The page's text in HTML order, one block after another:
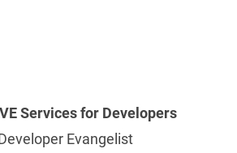
Services for Developers
Evangelist